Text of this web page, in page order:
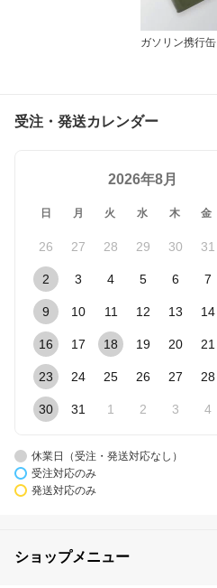
ガソリン携行缶
受注・発送カレンダー
2026年8月
日 月 火 水 木 金
26 27 28 29 30 31
2 3 4 5 6 7
9 10 11 12 13 14
16 17 18 19 20 21
23 24 25 26 27 28
30 31 1 2 3 4
休業日（受注・発送対応なし）
受注対応のみ
発送対応のみ
ショップメニュー